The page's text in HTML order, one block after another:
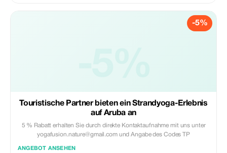
-5%
Touristische Partner bieten ein Strandyoga-Erlebnis
auf Aruba an
5 % Rabatt erhalten Sie durch direkte Kontaktaufnahme mit uns unter
yogafusion.nature@gmail.com und Angabe des Codes TP
ANGEBOT ANSEHEN